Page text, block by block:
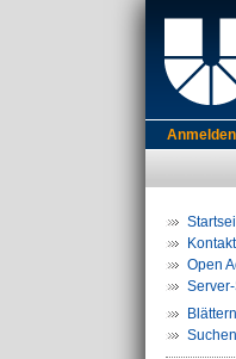
Anmelden
Kontakt
Open
Blättern
Suchen